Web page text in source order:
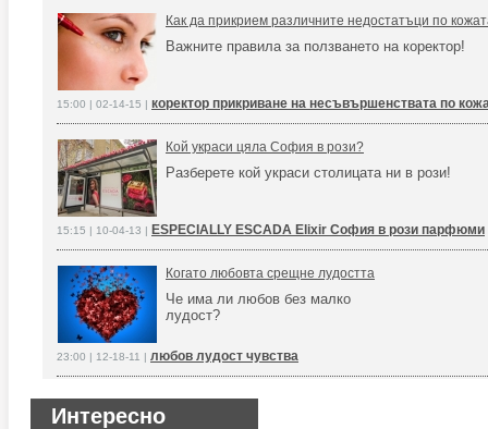
Как да прикрием различните недостатъци по
Важните правила за ползването на коректор!
15:00 | 02-14-15 | коректор прикриване на несъвършенствата по
Кой украси цяла София в рози?
Разберете кой украси столицата ни в рози!
15:15 | 10-04-13 | ESPECIALLY ESCADA Elixir София в рози парфюми
Когато любовта срещне лудостта
Че има ли любов без малко
лудост?
23:00 | 12-18-11 | любов лудост чувства
Интересно